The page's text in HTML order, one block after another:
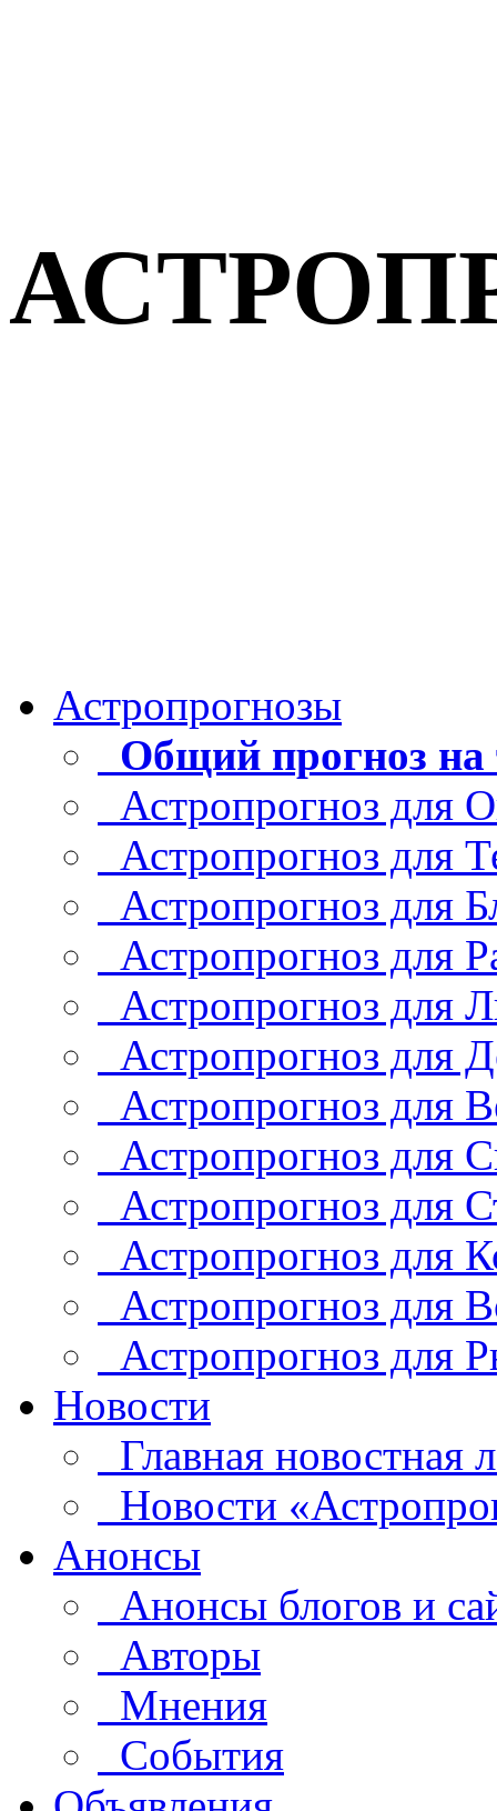
Астропрогнозы
Общий прогноз
Астропрогноз для
Астропрогноз для
Астропрогноз для
Астропрогноз для
Астропрогноз для
Астропрогноз для
Астропрогноз для
Астропрогноз для
Астропрогноз для
Астропрогноз для
Астропрогноз для
Астропрогноз для
Новости
Главная новостная
Новости
Анонсы
Анонсы блогов и
Авторы
Мнения
События